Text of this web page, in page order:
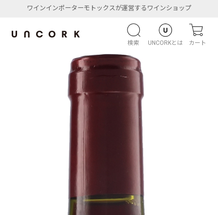
ワインインポーターモトックスが運営するワインショップ
検索 UNCORKとは カート